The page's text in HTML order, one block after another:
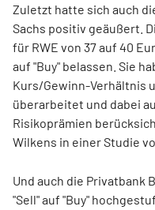
Zuletzt hatte sich auch
Sachs positiv geäußert.
für RWE von 37 auf 40
auf "Buy" belassen. Sie
Kurs/Gewinn-Verhältnis
überarbeitet und dabei
Risikoprämien
Wilkens in einer Studie
Und auch die Privatbank
"Sell" auf "Buy"